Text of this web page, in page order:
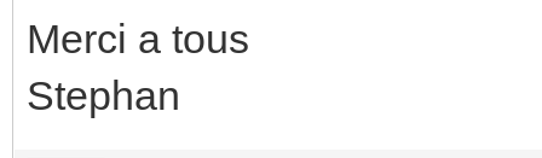
Merci a tous
Stephan